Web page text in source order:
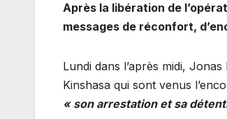
Après la libération de
messages de réconfort,
Lundi dans l’après midi,
Kinshasa qui sont venus
« son arrestation et sa